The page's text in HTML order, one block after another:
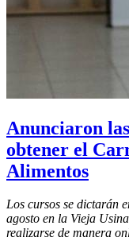
Anunciaron
obtener el
Alimentos
Los cursos se dictarán
agosto en la Vieja
realizarse de manera